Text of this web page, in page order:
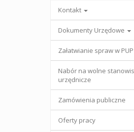
Kontakt
Dokumenty Urzędowe
Załatwianie spraw w PUP
Nabór na wolne
urzędnicze
Zamówienia publiczne
Oferty pracy